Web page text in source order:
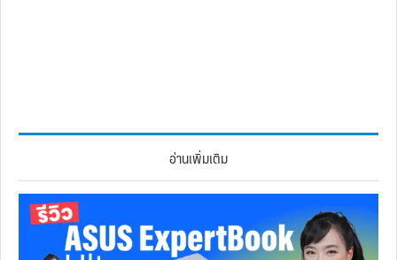
อ่านเพิ่มเติม